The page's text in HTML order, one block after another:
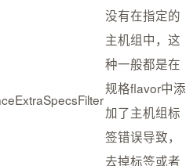
没有在指定的
主机组中，这
种一般都是在
规格flavor中添
加了主机组标
签错误导致，
去掉标签或者